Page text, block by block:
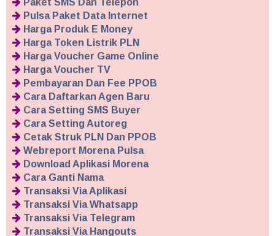
Pulsa Paket Data Internet
Harga Produk E Money
Harga Token Listrik PLN
Harga Voucher Game Online
Harga Voucher TV
Pembayaran Dan Fee PPOB
Cara Daftarkan Agen Baru
Cara Setting SMS Buyer
Cara Setting Autoreg
Cetak Struk PLN Dan PPOB
Webreport Morena Pulsa
Download Aplikasi Morena
Cara Ganti Nama
Transaksi Via Aplikasi
Transaksi Via Whatsapp
Transaksi Via Telegram
Transaksi Via Hangouts